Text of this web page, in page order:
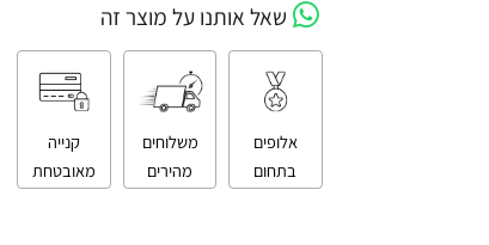
שאל אותנו על מוצר זה
אלופים
משלוחים
קנייה